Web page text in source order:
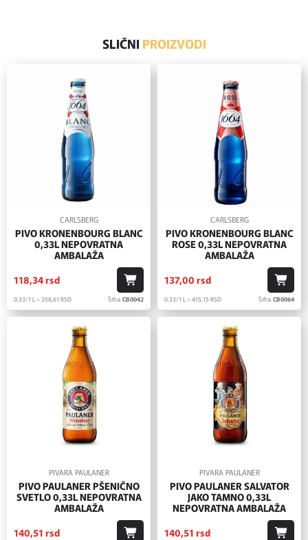
SLIČNI PROIZVODI
CARLSBERG
PIVO KRONENBOURG BLANC
0,33L NEPOVRATNA
AMBALAŽA
118,34rsd
0.33/1 L = 358,61 RSD Šifra:CB0042
CARLSBERG
PIVO KRONENBOURG BLANC
ROSE 0,33L NEPOVRATNA
AMBALAŽA
137,00 rsd
0.33/1 L = 415,15 RSD Šifra:CB0064
PIVARA PAULANER
PIVO PAULANER PŠENIČNO
SVETLO 0,33L NEPOVRATNA
AMBALAŽA
140,51 rsd
PIVARA PAULANER
PIVO PAULANER SALVATOR
JAKO TAMNO 0,33L
NEPOVRATNA AMBALAŽA
140,51 rsd